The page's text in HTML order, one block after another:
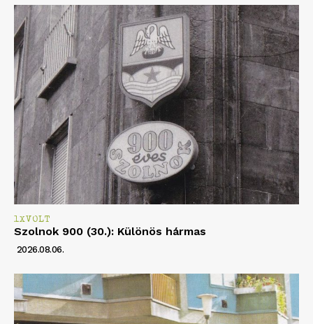
1XVOLT
Szolnok 900 (30.): Különös hármas
2026.08.06.